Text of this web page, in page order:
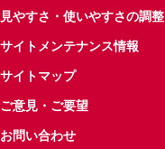
見やすさ・使いやすさの調整
サイトメンテナンス情報
サイトマップ
ご意見・ご要望
お問い合わせ